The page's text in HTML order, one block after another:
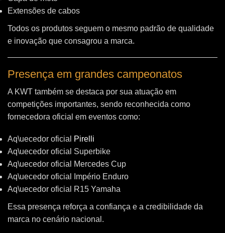
Extensões de cabos
Todos os produtos seguem o mesmo padrão de qualidade
e inovação que consagrou a marca.
Presença em grandes campeonatos
A KWT também se destaca por sua atuação em
competições importantes, sendo reconhecida como
fornecedora oficial em eventos como:
Aq\uecedor oficial
Pirelli
Aq\uecedor oficial Superbike
Aq\uecedor oficial Mercedes Cup
Aq\uecedor oficial Império Enduro
Aq\uecedor oficial R15 Yamaha
Essa presença reforça a confiança e a credibilidade da
marca no cenário nacional.